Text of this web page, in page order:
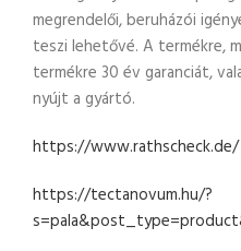
megrendelői, beruházói
teszi lehetővé. A termékre,
termékre 30 év garanciát,
nyújt a gyártó.
https://www.rathscheck.de/
https://tectanovum.hu/?